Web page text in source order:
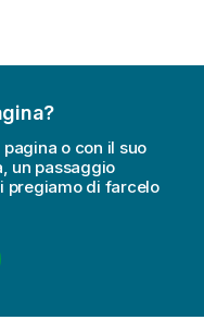
o con il suo
un passaggio
pregiamo di farcelo